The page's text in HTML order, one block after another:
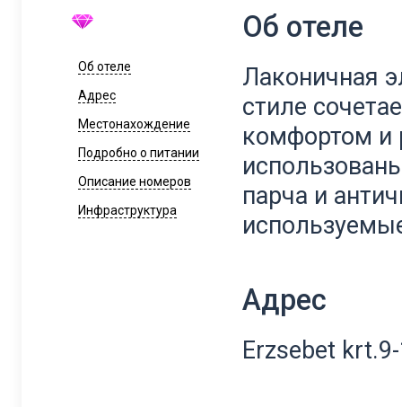
Об отеле
Адрес
Местонахождение
Подробно о питании
Описание номеров
Инфраструктура
Об отеле
Лаконичная
стиле
комфортом и
парча и
Адрес
Erzsebet